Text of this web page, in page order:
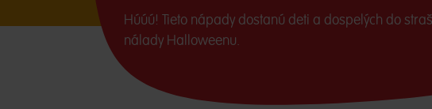
Húúú! Tieto nápady dostanú deti a dospelých do
nálady Halloweenu.